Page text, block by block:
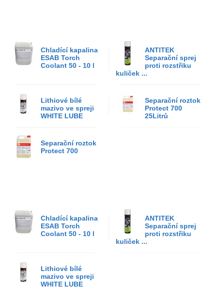
Chladící kapalina
ESAB Torch
Coolant 50 - 10 l
ANTITEK
Separační sprej
proti rozstřiku
kuliček ...
Lithiové bílé
mazivo ve spreji
WHITE LUBE
Separační roztok
Protect 700
25Litrů
Separační roztok
Protect 700
Chladící kapalina
ESAB Torch
Coolant 50 - 10 l
ANTITEK
Separační sprej
proti rozstřiku
kuliček ...
Lithiové bílé
mazivo ve spreji
WHITE LUBE